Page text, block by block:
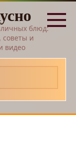
блюд:
советы и
видео